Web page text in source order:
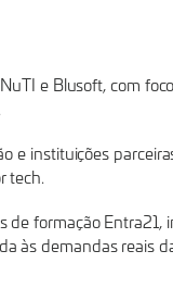
e Blusoft, com
e instituições
tech.
formação Entra21,
às demandas reais